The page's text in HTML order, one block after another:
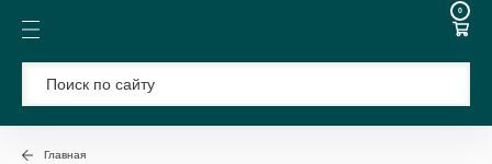
0
Главная